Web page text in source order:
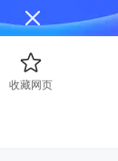
收藏网页